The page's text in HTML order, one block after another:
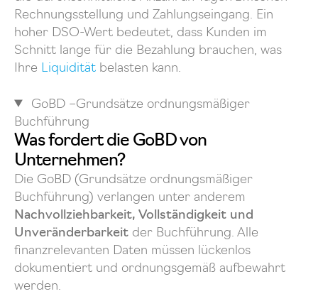
Rechnungsstellung und Zahlungseingang. Ein
hoher DSO-Wert bedeutet, dass Kunden im
Schnitt lange für die Bezahlung brauchen, was
Ihre Liquidität belasten kann.
GoBD –Grundsätze ordnungsmäßiger
Buchführung
Was fordert die GoBD von
Unternehmen?
Die GoBD (Grundsätze ordnungsmäßiger
Buchführung) verlangen unter anderem
Nachvollziehbarkeit, Vollständigkeit und
Unveränderbarkeit der Buchführung. Alle
finanzrelevanten Daten müssen lückenlos
dokumentiert und ordnungsgemäß aufbewahrt
werden.